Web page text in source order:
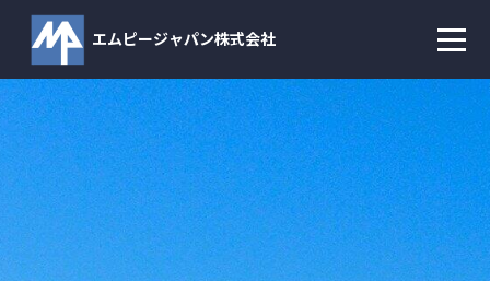
エムピージャパン株式会社